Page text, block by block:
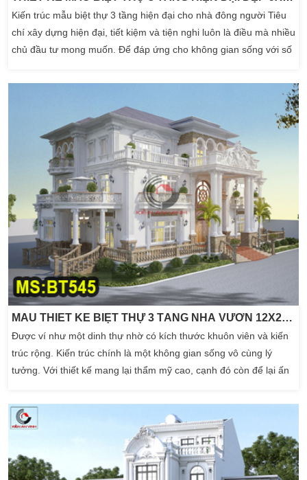
Kiến trúc mẫu biệt thự 3 tầng hiện đại cho nhà đông người Tiêu
chí xây dựng hiện đại, tiết kiệm và tiện nghi luôn là điều mà nhiều
chủ đầu tư mong muốn. Để đáp ứng cho không gian sống với số
mẫu biệt thự 3 tầng hiện đại với diện tích 9x14m có 5 phòng ngủ
MẪU THIẾT KẾ BIỆT THỰ 3 TẦNG NHÀ VƯỜN 12X27M KIỂU TÂN CỔ ĐIỂN
Được ví như một dinh thự nhờ có kích thước khuôn viên và kiến
trúc rộng. Kiến trúc chính là một không gian sống vô cùng lý
tưởng. Với thiết kế mang lại thẩm mỹ cao, cạnh đó còn để lại ấn
nhà vườn 12x27m mang mã BT545 là một trong số kiến trúc
đáng đầu tư hiện nay. Với một […]